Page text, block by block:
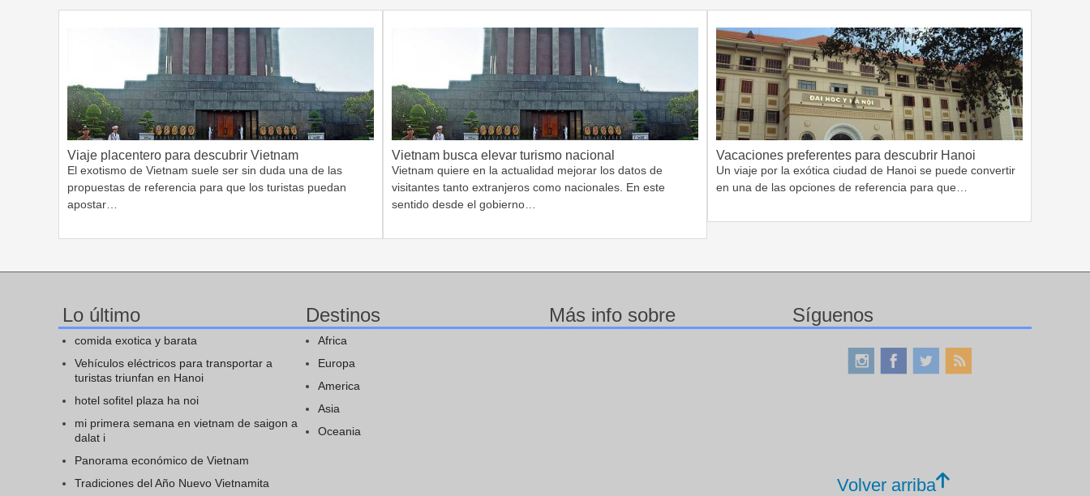
Viaje placentero para descubrir Vietnam
El exotismo de Vietnam suele ser sin duda una de las
propuestas de referencia para que los turistas puedan
apostar…
Vietnam busca elevar turismo nacional
Vietnam quiere en la actualidad mejorar los datos de
visitantes tanto extranjeros como nacionales. En este
sentido desde el gobierno…
Vacaciones preferentes para descubrir Hanoi
Un viaje por la exótica ciudad de Hanoi se puede convertir
en una de las opciones de referencia para que…
Lo último
comida exotica y barata
Vehículos eléctricos para transportar a
turistas triunfan en Hanoi
hotel sofitel plaza ha noi
mi primera semana en vietnam de saigon a
dalat i
Panorama económico de Vietnam
Tradiciones del Año Nuevo Vietnamita
Destinos
Africa
Europa
America
Asia
Oceania
Más info sobre Síguenos
Volver arriba